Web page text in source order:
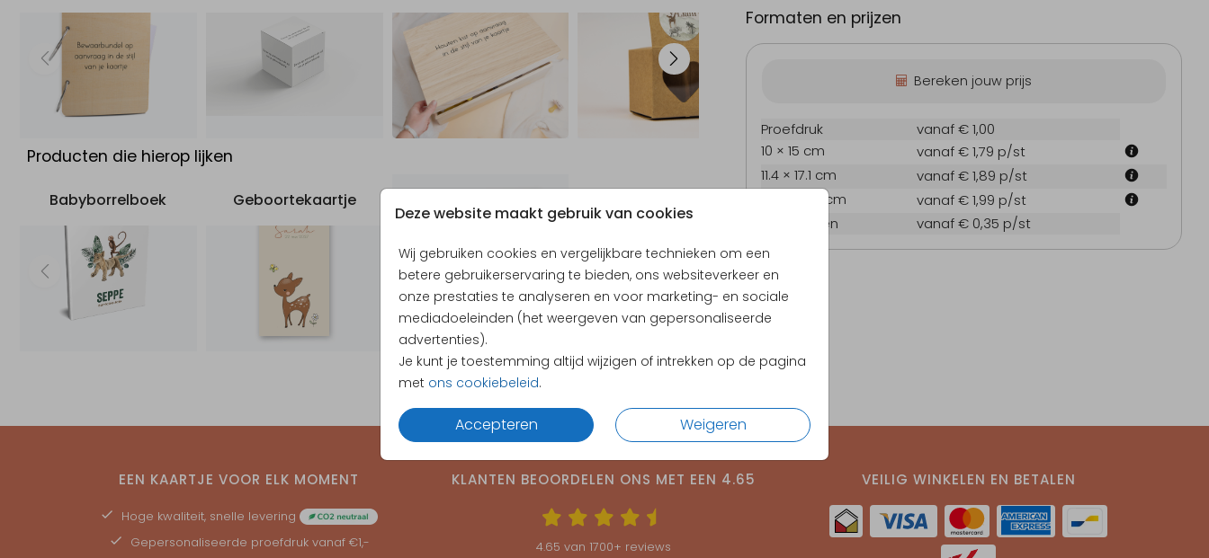
Deze website maakt gebruik van cookies
Wij gebruiken cookies en vergelijkbare technieken om een
betere gebruikerservaring te bieden, ons websiteverkeer en
onze prestaties te analyseren en voor marketing- en sociale
mediadoeleinden (het weergeven van gepersonaliseerde
advertenties).
Je kunt je toestemming altijd wijzigen of intrekken op de pagina
met ons cookiebeleid.
Accepteren Weigeren
Producten die hierop lijken
Babyborrelboek Geboortekaartje Kerstkaart Geboortekaartje
Formaten en prijzen
Bereken jouw prijs
Proefdruk
vanaf € 1,00
10 × 15 cm
vanaf € 1,79 p/st
11.4 × 17.1 cm
vanaf € 1,89 p/st
14.4 × 21.6 cm
vanaf € 1,99 p/st
Enveloppen
vanaf € 0,35 p/st
EEN KAARTJE VOOR ELK MOMENT
Hoge kwaliteit, snelle levering
Gepersonaliseerde proefdrukvanaf €1,-
KLANTEN BEOORDELEN ONS MET EEN 4.65
4.65 van 1700+ reviews
VEILIG WINKELEN EN BETALEN